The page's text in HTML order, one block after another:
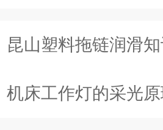
昆山塑料拖链润滑
机床工作灯的采光